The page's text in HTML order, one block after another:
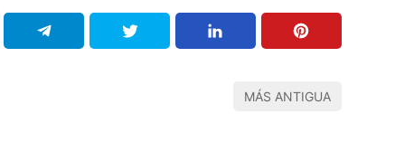
MÁS ANTIGUA